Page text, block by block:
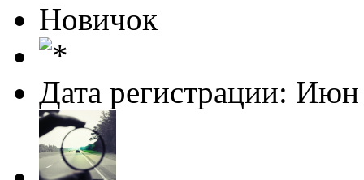
Новичок
Дата регистрации: